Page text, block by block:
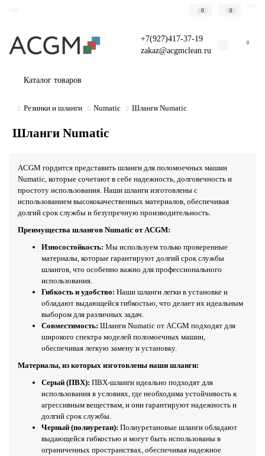
0 0
+7(927)417-37-19
zakaz@acgmclean.ru
0
Каталог товаров
Резинки и шланги Numatic Шланги Numatic
Шланги Numatic
ACGM гордится представить шланги для поломоечных машин
Numatic, которые сочетают в себе надежность, долговечность и
простоту использования. Наши шланги изготовлены с
использованием высококачественных материалов, обеспечивая
долгий срок службы и безупречную производительность.
Преимущества шлангов Numatic от ACGM:
Износостойкость: Мы используем только проверенные
материалы, которые гарантируют долгий срок службы
шлангов, что особенно важно для профессионального
использования.
Гибкость и удобство: Наши шланги легки в установке и
обладают выдающейся гибкостью, что делает их идеальным
выбором для различных задач.
Совместимость: Шланги Numatic от ACGM подходят для
широкого спектра моделей поломоечных машин,
обеспечивая легкую замену и установку.
Материалы, из которых изготовлены наши шланги:
Серый (ПВХ): ПВХ-шланги идеально подходят для
использования в условиях, где необходима устойчивость к
агрессивным веществам, и они гарантируют надежность и
долгий срок службы.
Черный (полиуретан): Полиуретановые шланги обладают
выдающейся гибкостью и могут быть использованы в
ограниченных пространствах, обеспечивая надежное